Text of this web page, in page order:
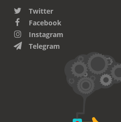
Twitter
Facebook
Instagram
Telegram